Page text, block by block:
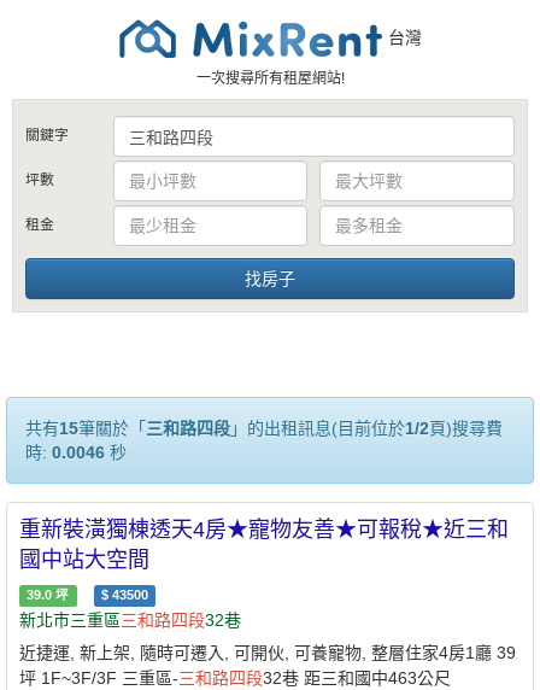
台灣
一次搜尋所有租屋網站!
關鍵字
坪數
租金
共有15筆關於「 三和路四段」的出租訊息(目前位於1/2頁)搜尋費
時: 0.0046 秒
重新裝潢獨棟透天4房★寵物友善★可報稅★近三和
國中站大空間
39.0 坪 $ 43500
新北市三重區三和路四段32巷
近捷運, 新上架, 隨時可遷入, 可開伙, 可養寵物, 整層住家4房1廳 39
坪 1F~3F/3F 三重區-三和路四段32巷 距三和國中463公尺